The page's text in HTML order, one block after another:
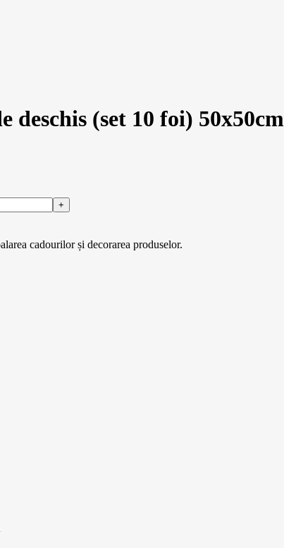
deschis (set 10 foi) 50x50cm
cadourilor și decorarea produselor.